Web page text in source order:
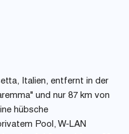
Italien, entfernt in der
und nur 87 km von
hübsche
Pool, W-LAN